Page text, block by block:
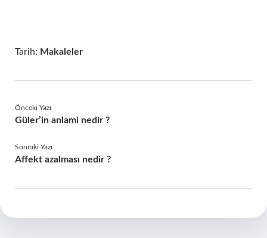
Tarih: Makaleler
Önceki Yazı
Güler’in anlami nedir ?
Sonraki Yazı
Affekt azalması nedir ?